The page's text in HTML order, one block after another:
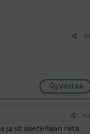
#1
Vastaa
#2
ja sit asetellaan niitä